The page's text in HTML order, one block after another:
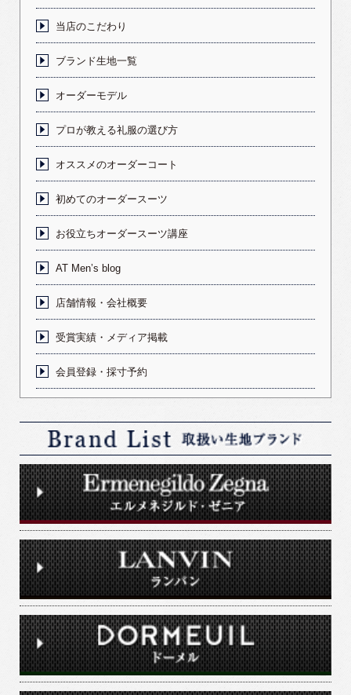
当店のこだわり
ブランド生地一覧
オーダーモデル
プロが教える礼服の選び方
オススメのオーダーコート
初めてのオーダースーツ
お役立ちオーダースーツ講座
AT Men’s blog
店舗情報・会社概要
受賞実績・メディア掲載
会員登録・採寸予約